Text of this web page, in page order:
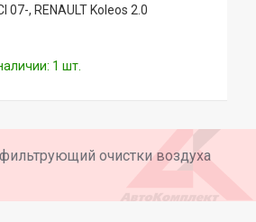
07-, RENAULT Koleos 2.0
1 шт.
очистки воздуха